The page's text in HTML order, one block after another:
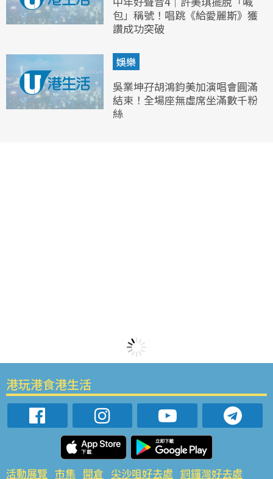
包」稱號！唱跳《給愛麗斯》獲
讚成功突破
娛樂
吳業坤孖胡鴻鈞美加演唱會圓滿
結束！全場座無虛席坐滿數千粉
絲
港玩港食港生活
活動展覽 市集 開倉 尖沙咀好去處 銅鑼灣好去處